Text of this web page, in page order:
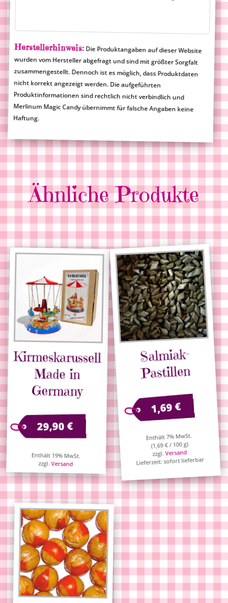
Herstellerhinweis:Die Produktangaben auf dieser Website
wurden vom Hersteller abgefragt und sind mit größter Sorgfalt
zusammengestellt. Dennoch ist es möglich, dass Produktdaten
nicht korrekt angezeigt werden. Die aufgeführten
Produktinformationen sind rechtlich nicht verbindlich und
Merlinum Magic Candy übernimmt für falsche Angaben keine
Haftung.
Ähnliche Produkte
Kirmeskarussell
Made in
Germany
29,90€
Enthält 19% MwSt.
zzgl.Versand
Salmiak-
Pastillen
1,69€
Enthält 7% MwSt.
(1,69€/ 100 g)
zzgl.Versand
Lieferzeit: sofort lieferbar